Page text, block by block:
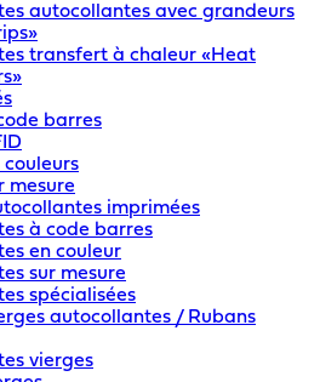
autocollantes avec grandeurs
transfert à chaleur «Heat
barres
couleurs
mesure
imprimées
à code barres
en couleur
sur mesure
spécialisées
autocollantes / Rubans
vierges